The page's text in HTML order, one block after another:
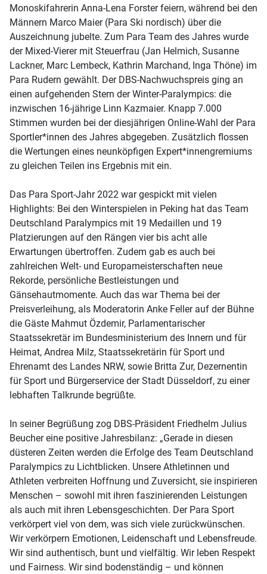
Monoskifahrerin Anna-Lena Forster feiern, während bei den
Männern Marco Maier (Para Ski nordisch) über die
Auszeichnung jubelte. Zum Para Team des Jahres wurde
der Mixed-Vierer mit Steuerfrau (Jan Helmich, Susanne
Lackner, Marc Lembeck, Kathrin Marchand, Inga Thöne) im
Para Rudern gewählt. Der DBS-Nachwuchspreis ging an
einen aufgehenden Stern der Winter-Paralympics: die
inzwischen 16-jährige Linn Kazmaier. Knapp 7.000
Stimmen wurden bei der diesjährigen Online-Wahl der Para
Sportler*innen des Jahres abgegeben. Zusätzlich flossen
die Wertungen eines neunköpfigen Expert*innengremiums
zu gleichen Teilen ins Ergebnis mit ein.
Das Para Sport-Jahr 2022 war gespickt mit vielen
Highlights: Bei den Winterspielen in Peking hat das Team
Deutschland Paralympics mit 19 Medaillen und 19
Platzierungen auf den Rängen vier bis acht alle
Erwartungen übertroffen. Zudem gab es auch bei
zahlreichen Welt- und Europameisterschaften neue
Rekorde, persönliche Bestleistungen und
Gänsehautmomente. Auch das war Thema bei der
Preisverleihung, als Moderatorin Anke Feller auf der Bühne
die Gäste Mahmut Özdemir, Parlamentarischer
Staatssekretär im Bundesministerium des Innern und für
Heimat, Andrea Milz, Staatssekretärin für Sport und
Ehrenamt des Landes NRW, sowie Britta Zur, Dezernentin
für Sport und Bürgerservice der Stadt Düsseldorf, zu einer
lebhaften Talkrunde begrüßte.
In seiner Begrüßung zog DBS-Präsident Friedhelm Julius
Beucher eine positive Jahresbilanz: „Gerade in diesen
düsteren Zeiten werden die Erfolge des Team Deutschland
Paralympics zu Lichtblicken. Unsere Athletinnen und
Athleten verbreiten Hoffnung und Zuversicht, sie inspirieren
Menschen – sowohl mit ihren faszinierenden Leistungen
als auch mit ihren Lebensgeschichten. Der Para Sport
verkörpert viel von dem, was sich viele zurückwünschen.
Wir verkörpern Emotionen, Leidenschaft und Lebensfreude.
Wir sind authentisch, bunt und vielfältig. Wir leben Respekt
und Fairness. Wir sind bodenständig – und können